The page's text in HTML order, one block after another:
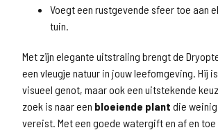
Voegt een rustgevende sfeer toe aan
tuin.
Met zijn elegante uitstraling brengt de
een vleugje natuur in jouw leefomgeving. Hij
visueel genot, maar ook een uitstekende
zoek is naar een bloeiende plant die
vereist. Met een goede watergift en af en